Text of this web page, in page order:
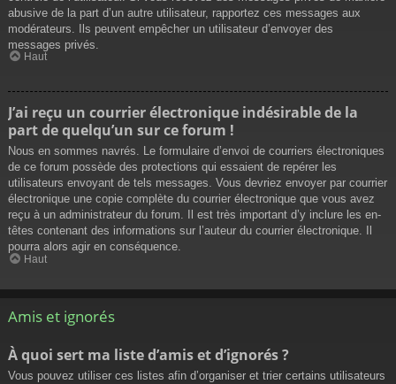
abusive de la part d’un autre utilisateur, rapportez ces messages aux
modérateurs. Ils peuvent empêcher un utilisateur d’envoyer des
messages privés.
Haut
J’ai reçu un courrier électronique indésirable de la
part de quelqu’un sur ce forum !
Nous en sommes navrés. Le formulaire d’envoi de courriers électroniques
de ce forum possède des protections qui essaient de repérer les
utilisateurs envoyant de tels messages. Vous devriez envoyer par courrier
électronique une copie complète du courrier électronique que vous avez
reçu à un administrateur du forum. Il est très important d’y inclure les en-
têtes contenant des informations sur l’auteur du courrier électronique. Il
pourra alors agir en conséquence.
Haut
Amis et ignorés
À quoi sert ma liste d’amis et d’ignorés ?
Vous pouvez utiliser ces listes afin d’organiser et trier certains utilisateurs